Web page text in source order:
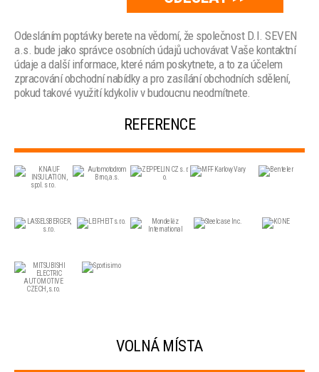
Odesláním poptávky berete na vědomí, že společnost D.I. SEVEN
a.s. bude jako správce osobních údajů uchovávat Vaše kontaktní
údaje a další informace, které nám poskytnete, a to za účelem
zpracování obchodní nabídky a pro zasílání obchodních sdělení,
pokud takové využití kdykoliv v budoucnu neodmítnete.
REFERENCE
VOLNÁ MÍSTA